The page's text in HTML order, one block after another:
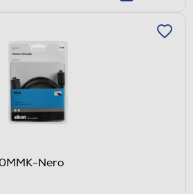
Nero